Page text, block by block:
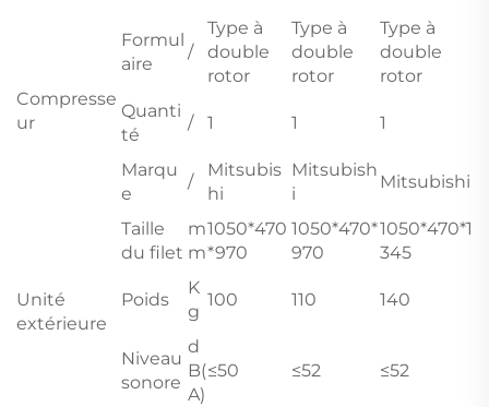
Compresse
ur
Formul
aire
/
Type à
double
rotor
Type à
double
rotor
Type à
double
rotor
Quanti
té
/ 1 1 1
Marqu
e
/
Mitsubis
hi
Mitsubish
i
Mitsubishi
Unité
extérieure
Taille
du filet
m
m
1050*470
*970
1050*470*
970
1050*470*1
345
Poids
K
g
100 110 140
Niveau
sonore
d
B(
A)
≤50 ≤52 ≤52